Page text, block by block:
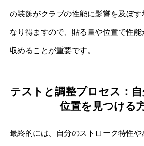
の装飾がクラブの性能に影響を及ぼす
なり得ますので、貼る量や位置で性能
収めることが重要です。
テストと調整プロセス：自
位置を見つける
最終的には、自分のストローク特性や